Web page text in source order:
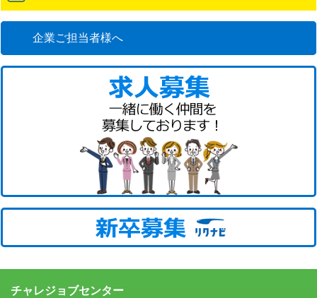
企業ご担当者様へ
チャレジョブセンター